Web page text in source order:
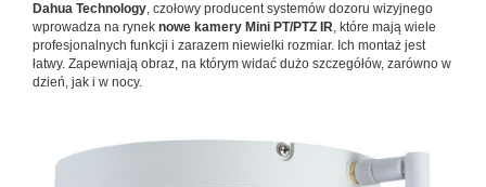
Dahua Technology, czołowy producent systemów dozoru wizyjnego
wprowadza na rynek nowe kamery Mini PT/PTZ IR, które mają wiele
profesjonalnych funkcji i zarazem niewielki rozmiar. Ich montaż jest
łatwy. Zapewniają obraz, na którym widać dużo szczegółów, zarówno w
dzień, jak i w nocy.